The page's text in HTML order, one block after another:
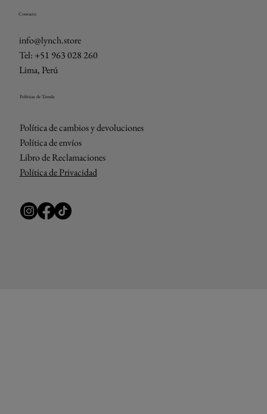
Política de cambios y devoluciones
Política de envíos
Libro de Reclamaciones
Política de Privacidad
Contacto
Políticas de Tienda
info@lynch.store
Tel: +51 963 028 260
Lima, Perú